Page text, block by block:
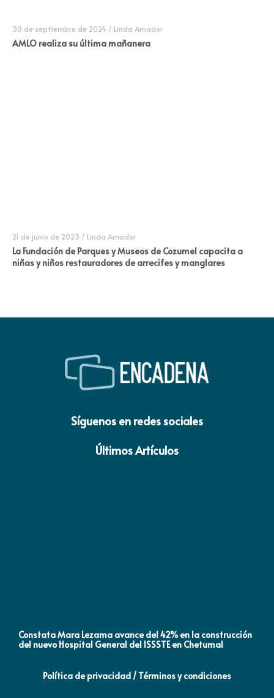
30 de septiembre de 2024 / Linda Amador
AMLO realiza su última mañanera
21 de junio de 2023 / Linda Amador
La Fundación de Parques y Museos de Cozumel capacita a
niñas y niños restauradores de arrecifes y manglares
Síguenos en redes sociales
Últimos Artículos
Constata Mara Lezama avance del 42% en la construcción
del nuevo Hospital General del ISSSTE en Chetumal
Política de privacidad / Términos y condiciones